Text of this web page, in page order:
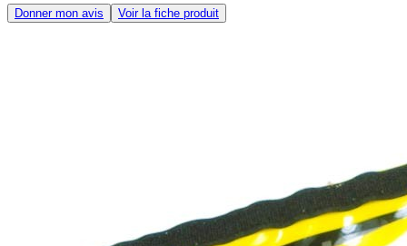
Donner mon avis Voir la fiche produit